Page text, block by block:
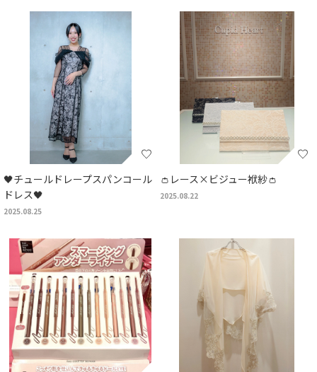
🖤チュールドレープスパンコール
ドレス🖤
2025.08.25
👛レース×ビジュー袱紗👛
2025.08.22